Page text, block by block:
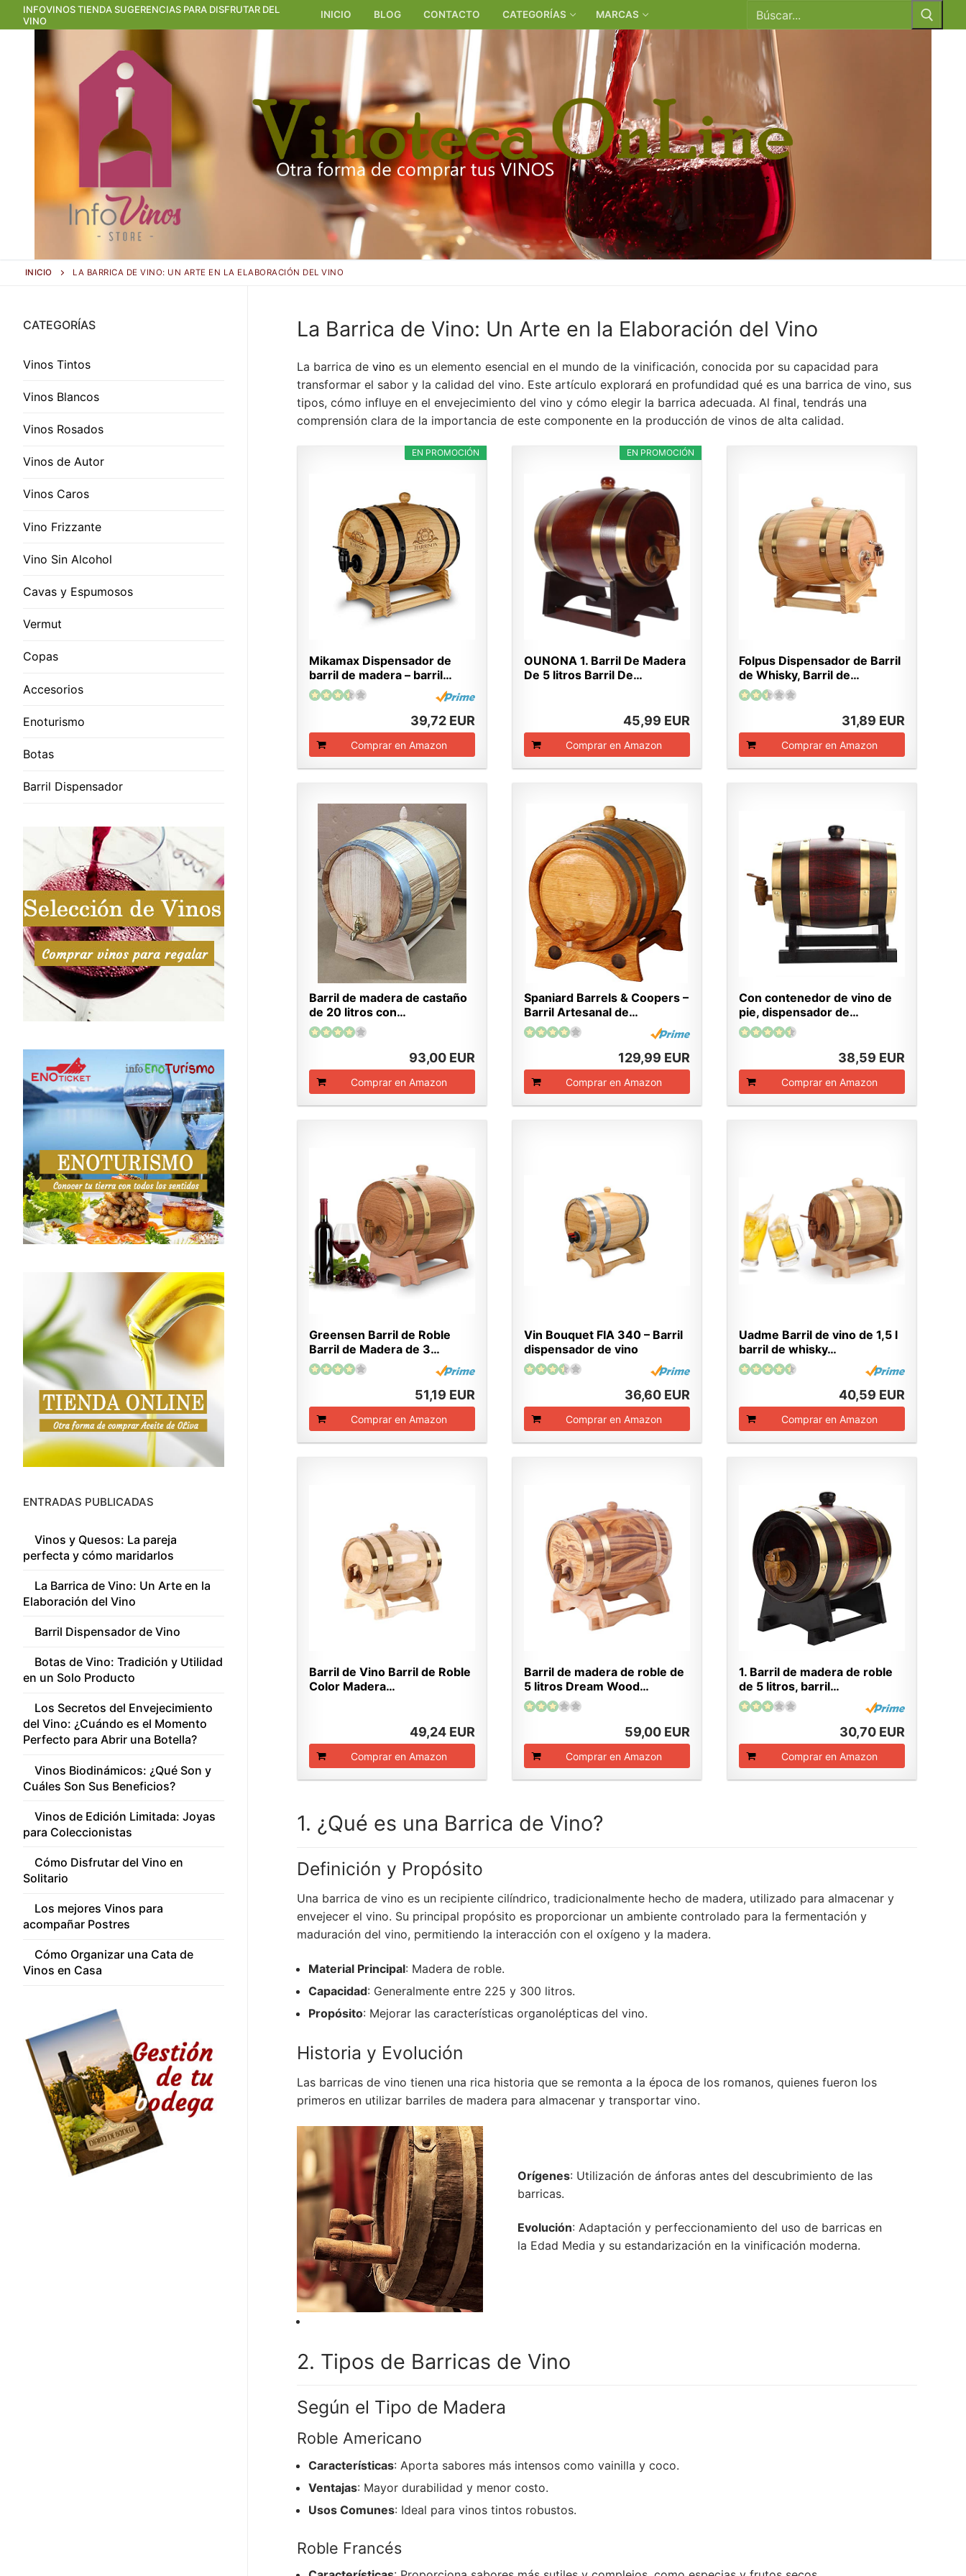
al
INFOVINOS TIENDA SUGERENCIAS PARA DISFRUTAR DEL
VINO
INICIO BLOG CONTACTO CATEGORÍAS MARCAS
INICIO LA BARRICA DE VINO: UN ARTE EN LA ELABORACIÓN DEL VINO
La Barrica de Vino: Un Arte en la Elaboración del Vino
La barrica de vino es un elemento esencial en el mundo de la vinificación, conocida por su capacidad para
transformar el sabor y la calidad del vino. Este artículo explorará en profundidad qué es una barrica de vino, sus
tipos, cómo influye en el envejecimiento del vino y cómo elegir la barrica adecuada. Al final, tendrás una
comprensión clara de la importancia de este componente en la producción de vinos de alta calidad.
EN PROMOCIÓN
Mikamax Dispensador de
barril de madera – barril…
39,72 EUR
Comprar en Amazon
EN PROMOCIÓN
OUNONA 1. Barril De Madera
De 5 litros Barril De…
45,99 EUR
Comprar en Amazon
Folpus Dispensador de Barril
de Whisky, Barril de…
31,89 EUR
Comprar en Amazon
Barril de madera de castaño
de 20 litros con…
93,00 EUR
Comprar en Amazon
Spaniard Barrels & Coopers –
Barril Artesanal de…
129,99 EUR
Comprar en Amazon
Con contenedor de vino de
pie, dispensador de…
38,59 EUR
Comprar en Amazon
Greensen Barril de Roble
Barril de Madera de 3…
51,19 EUR
Comprar en Amazon
Vin Bouquet FIA 340 – Barril
dispensador de vino
36,60 EUR
Comprar en Amazon
Uadme Barril de vino de 1,5 l
barril de whisky…
40,59 EUR
Comprar en Amazon
Barril de Vino Barril de Roble
Color Madera…
49,24 EUR
Comprar en Amazon
Barril de madera de roble de
5 litros Dream Wood…
59,00 EUR
Comprar en Amazon
1. Barril de madera de roble
de 5 litros, barril…
30,70 EUR
Comprar en Amazon
1. ¿Qué es una Barrica de Vino?
Definición y Propósito
Una barrica de vino es un recipiente cilíndrico, tradicionalmente hecho de madera, utilizado para almacenar y
envejecer el vino. Su principal propósito es proporcionar un ambiente controlado para la fermentación y
maduración del vino, permitiendo la interacción con el oxígeno y la madera.
Material Principal: Madera de roble.
Capacidad: Generalmente entre 225 y 300 litros.
Propósito: Mejorar las características organolépticas del vino.
Historia y Evolución
Las barricas de vino tienen una rica historia que se remonta a la época de los romanos, quienes fueron los
primeros en utilizar barriles de madera para almacenar y transportar vino.
Orígenes: Utilización de ánforas antes del descubrimiento de las
barricas.
Evolución: Adaptación y perfeccionamiento del uso de barricas en
la Edad Media y su estandarización en la vinificación moderna.
2. Tipos de Barricas de Vino
Según el Tipo de Madera
Roble Americano
Características: Aporta sabores más intensos como vainilla y coco.
Ventajas: Mayor durabilidad y menor costo.
Usos Comunes: Ideal para vinos tintos robustos.
Roble Francés
CATEGORÍAS
Vinos Tintos
Vinos Blancos
Vinos Rosados
Vinos de Autor
Vinos Caros
Vino Frizzante
Vino Sin Alcohol
Cavas y Espumosos
Vermut
Copas
Accesorios
Enoturismo
Botas
Barril Dispensador
ENTRADAS PUBLICADAS
Vinos y Quesos: La pareja
perfecta y cómo maridarlos
La Barrica de Vino: Un Arte en la
Elaboración del Vino
Barril Dispensador de Vino
Botas de Vino: Tradición y Utilidad
en un Solo Producto
Los Secretos del Envejecimiento
del Vino: ¿Cuándo es el Momento
Perfecto para Abrir una Botella?
Vinos Biodinámicos: ¿Qué Son y
Cuáles Son Sus Beneficios?
Vinos de Edición Limitada: Joyas
para Coleccionistas
Cómo Disfrutar del Vino en
Solitario
Los mejores Vinos para
acompañar Postres
Cómo Organizar una Cata de
Vinos en Casa